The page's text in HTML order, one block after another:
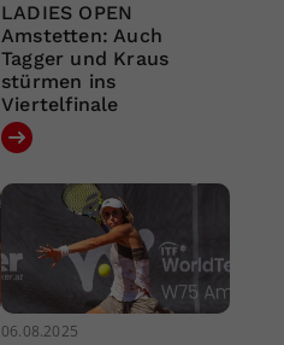
LADIES OPEN
Amstetten: Auch
Tagger und Kraus
stürmen ins
Viertelfinale
06.08.2025